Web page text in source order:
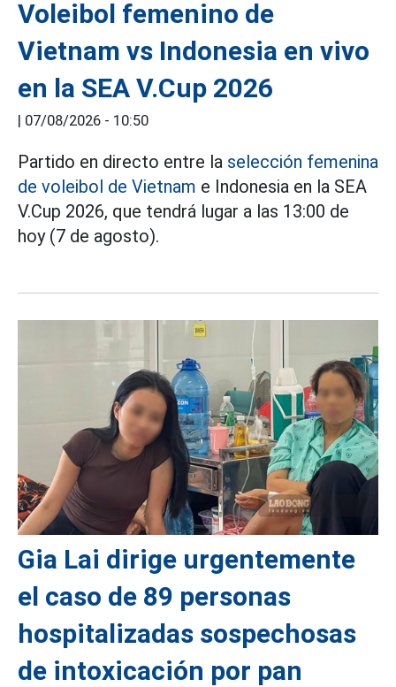
Voleibol femenino de
Vietnam vs Indonesia en vivo
en la SEA V.Cup 2026
| 07/08/2026 - 10:50
Partido en directo entre la selección femenina
de voleibol de Vietnam e Indonesia en la SEA
V.Cup 2026, que tendrá lugar a las 13:00 de
hoy (7 de agosto).
Gia Lai dirige urgentemente
el caso de 89 personas
hospitalizadas sospechosas
de intoxicación por pan